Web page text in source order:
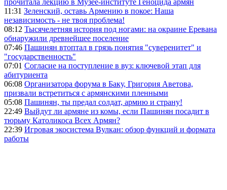
прочитала лекцию в Музее-институте Геноцида армян
11:31 Зеленский, оставь Армению в покое: Наша
независимость - не твоя проблема!
08:12 Тысячелетняя история под ногами: на окраине Еревана
обнаружили древнейшее поселение
07:46 Пашинян втоптал в грязь понятия "суверенитет" и
"государственность"
07:01 Согласие на поступление в вуз: ключевой этап для
абитуриента
06:08 Организатора форума в Баку, Григория Аветова,
призвали встретиться с армянскими пленными
05:08 Пашинян, ты предал солдат, армию и страну!
22:49 Выйдут ли армяне из комы, если Пашинян посадит в
тюрьму Католикоса Всех Армян?
22:39 Игровая экосистема Вулкан: обзор функций и формата
работы